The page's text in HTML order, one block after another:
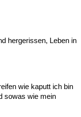
hergerissen, Leben in
wie kaputt ich bin
sowas wie mein